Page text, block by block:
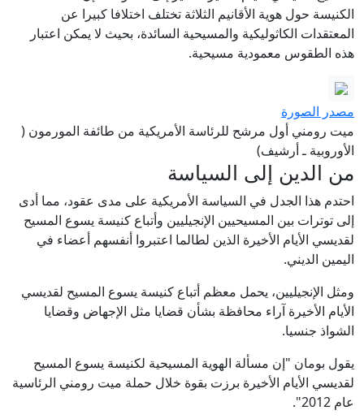
الكنيسة حول هوية الأقانيم الثلاثة تختلف اختلافا كبيرا عن
المعتقدات الكاثوليكية والمسيحية السائدة، بحيث لا يمكن اعتبار
هذه الطقوس معمودية مسيحية.
مصدر الصورة
ميت رومني أول مرشح للرئاسة الأمريكية من طائفة المورمون (
الأوروبية ـ أرشيف)
من الدين إلى السياسة
احتدم هذا الجدل في السياسة الأمريكية على مدى عقود، مما أدى
إلى توترات بين المسيحيين الإنجيليين وأتباع كنيسة يسوع المسيح
لقديسي الأيام الأخيرة الذين لطالما اعتبروا أنفسهم أعضاء في
اليمين الديني.
ومثل الإنجيليين، يحمل معظم أتباع كنيسة يسوع المسيح لقديسي
الأيام الأخيرة آراء محافظة بشأن قضايا مثل الإجهاض وقضايا
الشواذ جنسيا.
يقول بومان "إن مسألة الهوية المسيحية لكنيسة يسوع المسيح
لقديسي الأيام الأخيرة برزت بقوة خلال حملة ميت رومني الرئاسية
عام 2012".